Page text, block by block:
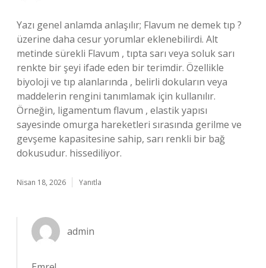
Yazı genel anlamda anlaşılır; Flavum ne demek tıp ?
üzerine daha cesur yorumlar eklenebilirdi. Alt
metinde sürekli Flavum , tıpta sarı veya soluk sarı
renkte bir şeyi ifade eden bir terimdir. Özellikle
biyoloji ve tıp alanlarında , belirli dokuların veya
maddelerin rengini tanımlamak için kullanılır.
Örneğin, ligamentum flavum , elastik yapısı
sayesinde omurga hareketleri sırasında gerilme ve
gevşeme kapasitesine sahip, sarı renkli bir bağ
dokusudur. hissediliyor.
Nisan 18, 2026 Yanıtla
admin